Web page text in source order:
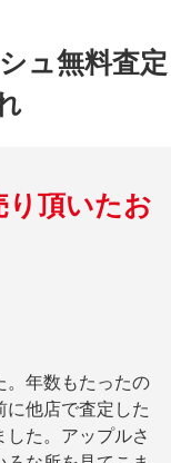
ュ無料査定
り頂いたお
。年数もたったの
に他店で査定した
た。アップルさ